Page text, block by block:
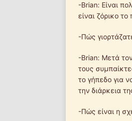
-Brian: Είναι
είναι ζόρικο το
-Πώς
-Brian: Μετά
τους
το γήπεδο για
την διάρκεια
-Πώς είναι η